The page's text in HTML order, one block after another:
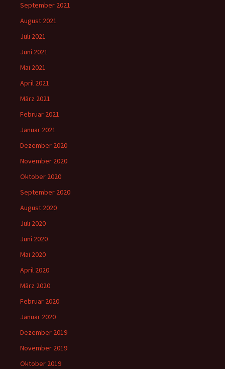
September 2021
August 2021
Juli 2021
Juni 2021
Mai 2021
April 2021
März 2021
Februar 2021
Januar 2021
Dezember 2020
November 2020
Oktober 2020
September 2020
August 2020
Juli 2020
Juni 2020
Mai 2020
April 2020
März 2020
Februar 2020
Januar 2020
Dezember 2019
November 2019
Oktober 2019